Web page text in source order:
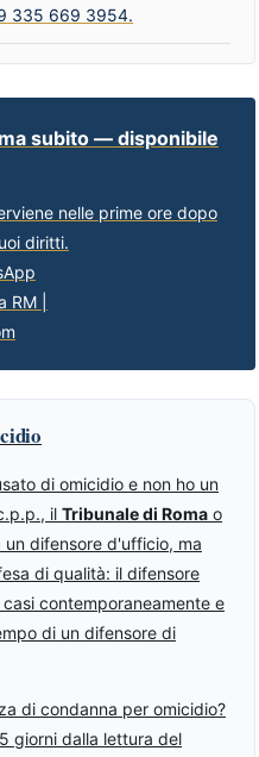
335 669 3954.
subito — disponibile
nelle prime ore dopo
diritti.
|
di omicidio e non ho un
il Tribunale di Roma o
difensore d'ufficio, ma
di qualità: il difensore
contemporaneamente e
di un difensore di
di condanna per omicidio?
giorni dalla lettura del